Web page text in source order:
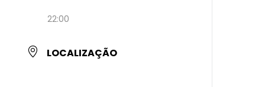
22:00
LOCALIZAÇÃO